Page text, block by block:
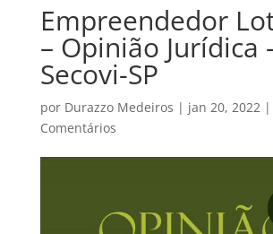
Empreendedor
– Opinião Jurídica
Secovi-SP
por Durazzo Medeiros | jan 20, 2022 |
Comentários